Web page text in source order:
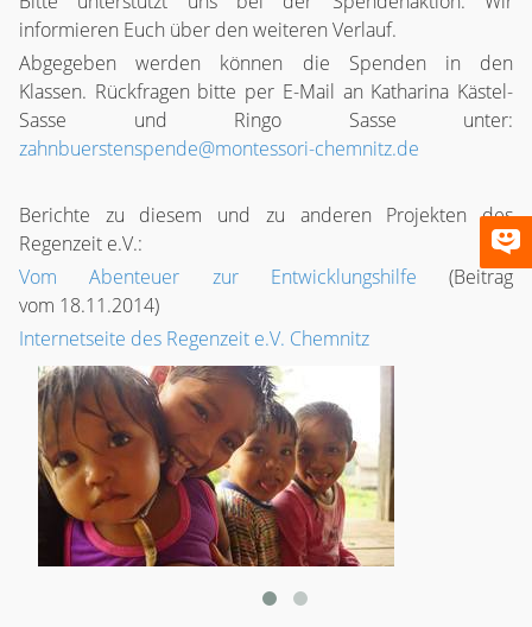
informieren Euch über den weiteren Verlauf.
Abgegeben werden können die Spenden in den
Klassen. Rückfragen bitte per E-Mail an Katharina Kästel-
Sasse und Ringo Sasse unter:
zahnbuerstenspende@montessori-chemnitz.de
Berichte zu diesem und zu anderen Projekten des
Regenzeit e.V.:
Vom Abenteuer zur Entwicklungshilfe (Beitrag
vom 18.11.2014)
Internetseite des Regenzeit e.V. Chemnitz